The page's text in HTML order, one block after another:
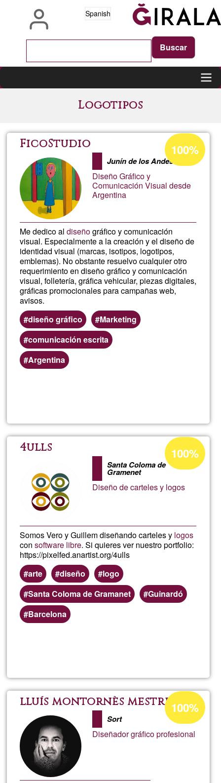
Spanish
Logotipos
FicoStudio
Junín de los Andes
Diseño Gráfico y
Comunicación Visual desde
Argentina
Me dedico aldiseñográfico y comunicación
visual. Especialmente a la creación y el diseño de
identidad visual (marcas, isotipos, logotipos,
emblemas). No obstante resuelvo cualquier otro
requerimiento en diseño gráfico y comunicación
visual, folletería, gráfica vehicular, piezas digitales,
gráficas promocionales para campañas web,
avisos.
diseño gráfico
Marketing
comunicación escrita
Argentina
Porcentaje
de
aceptación
de
100%
4ulls
Santa Coloma de
Gramenet
Diseño de carteles y logos
Somos Vero y Guillem diseñando carteles y logos
consoftware libre. Si quieres ver nuestro portfolio:
https://pixelfed.anartist.org/4ulls
arte
diseño
logo
Santa Coloma de Gramanet
Guinardó
Barcelona
Porcentaje
de
aceptación
de
100%
4ulls
lluís montornès mestre
Sort
Diseñador gráfico profesional
Porcentaje
de
aceptación
de
100%